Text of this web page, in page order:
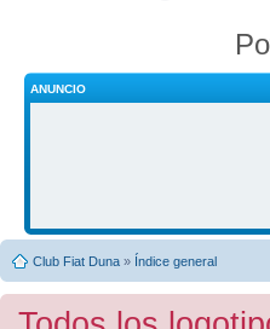
ANUNCIO
Club Fiat Duna » Índice general